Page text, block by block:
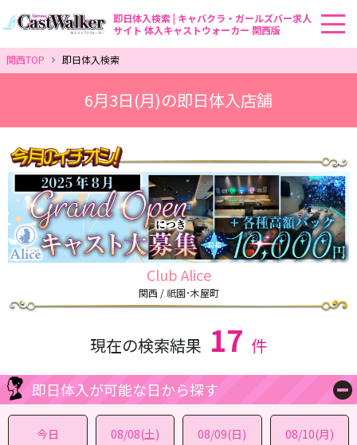
即日体入検索 | キャバクラ・ガールズバー求人
サイト 体入キャストウォーカー 関西版
関西TOP 即日体入検索
6月3日(月)の即日体入店舗
関西 / 祇園･木屋町
Club Alice
現在の検索結果 17 件
即日体入が可能な日から探す
今日 08/08(土) 08/09(日) 08/10(月)